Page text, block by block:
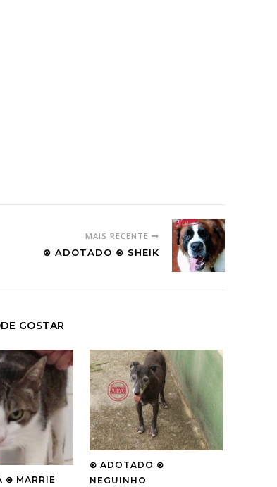
MAIS RECENTE
⊗ ADOTADO ⊗ SHEIK
GOSTAR
⊗ MARRIE
⊗ ADOTADO ⊗
NEGUINHO